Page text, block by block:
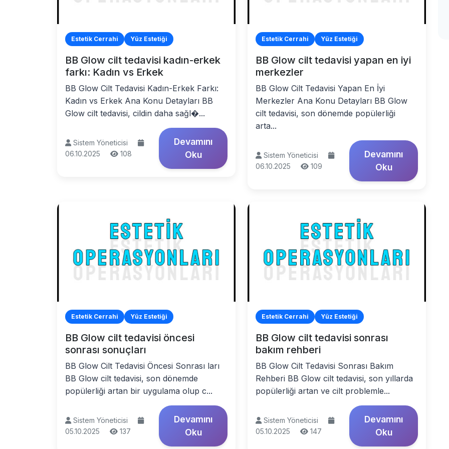
Estetik Cerrahi Yüz Estetiği
BB Glow cilt tedavisi kadın-erkek
farkı: Kadın vs Erkek
BB Glow Cilt Tedavisi Kadın-Erkek Farkı:
Kadın vs Erkek Ana Konu Detayları BB
Glow cilt tedavisi, cildin daha sağl�...
Sistem Yöneticisi
06.10.2025
108
Devamını
Oku
Estetik Cerrahi Yüz Estetiği
BB Glow cilt tedavisi yapan en iyi
merkezler
BB Glow Cilt Tedavisi Yapan En İyi
Merkezler Ana Konu Detayları BB Glow
cilt tedavisi, son dönemde popülerliği
arta...
Sistem Yöneticisi
06.10.2025
109
Devamını
Oku
Estetik Cerrahi Yüz Estetiği
BB Glow cilt tedavisi öncesi
sonrası sonuçları
BB Glow Cilt Tedavisi Öncesi Sonrası ları
BB Glow cilt tedavisi, son dönemde
popülerliği artan bir uygulama olup c...
Sistem Yöneticisi
05.10.2025
137
Devamını
Oku
Estetik Cerrahi Yüz Estetiği
BB Glow cilt tedavisi sonrası
bakım rehberi
BB Glow Cilt Tedavisi Sonrası Bakım
Rehberi BB Glow cilt tedavisi, son yıllarda
popülerliği artan ve cilt problemle...
Sistem Yöneticisi
05.10.2025
147
Devamını
Oku